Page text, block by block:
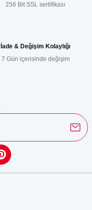
256 Bit SSL sertifikası
İade & Değişim Kolaylığı
7 Gün içerisinde değişim